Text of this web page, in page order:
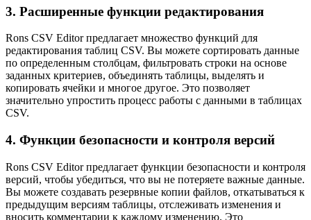
3. Расширенные функции редактирования
Rons CSV Editor предлагает множество функций для
редактирования таблиц CSV. Вы можете сортировать данные
по определенным столбцам, фильтровать строки на основе
заданных критериев, объединять таблицы, выделять и
копировать ячейки и многое другое. Это позволяет
значительно упростить процесс работы с данными в таблицах
CSV.
4. Функции безопасности и контроля версий
Rons CSV Editor предлагает функции безопасности и контроля
версий, чтобы убедиться, что вы не потеряете важные данные.
Вы можете создавать резервные копии файлов, откатываться к
предыдущим версиям таблицы, отслеживать изменения и
вносить комментарии к каждому изменению. Это